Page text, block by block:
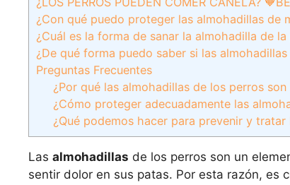
¿Con qué puedo proteger las almohadillas de
¿Cuál es la forma de sanar la almohadilla de
¿De qué forma puedo saber si las
Preguntas Frecuentes
¿Por qué las almohadillas de los perros
¿Cómo proteger adecuadamente las
¿Qué podemos hacer para prevenir y
Las almohadillas de los perros son un
sentir dolor en sus patas. Por esta razón, es